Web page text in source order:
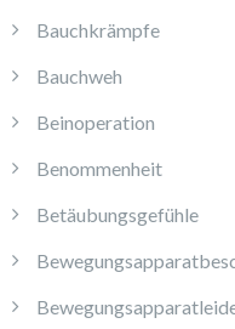
Bauchkrämpfe
Bauchweh
Beinoperation
Benommenheit
Betäubungsgefühle